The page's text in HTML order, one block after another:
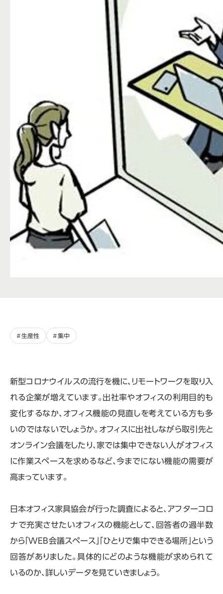
生産性 集中
新型コロナウイルスの流行を機に、リモートワークを取り入
れる企業が増えています。出社率やオフィスの利用目的も
変化するなか、オフィス機能の見直しを考えている方も多
いのではないでしょうか。オフィスに出社しながら取引先と
オンライン会議をしたり、家では集中できない人がオフィス
に作業スペースを求めるなど、今までにない機能の需要が
高まっています。
日本オフィス家具協会が行った調査によると、アフターコロ
ナで充実させたいオフィスの機能として、回答者の過半数
から「WEB会議スペース」「ひとりで集中できる場所」という
回答がありました。具体的にどのような機能が求められて
いるのか、詳しいデータを見ていきましょう。